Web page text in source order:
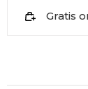
Gratis